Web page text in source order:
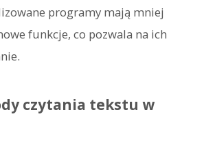
programy mają mniej
funkcje, co pozwala na ich
czytania tekstu w